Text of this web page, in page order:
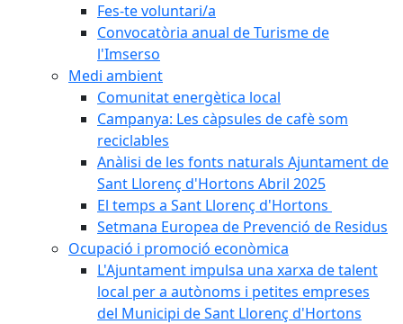
Fes-te voluntari/a
Convocatòria anual de Turisme de
l'Imserso
Medi ambient
Comunitat energètica local
Campanya: Les càpsules de cafè som
reciclables
Anàlisi de les fonts naturals Ajuntament de
Sant Llorenç d'Hortons Abril 2025
El temps a Sant Llorenç d'Hortons
Setmana Europea de Prevenció de Residus
Ocupació i promoció econòmica
L'Ajuntament impulsa una xarxa de talent
local per a autònoms i petites empreses
del Municipi de Sant Llorenç d'Hortons